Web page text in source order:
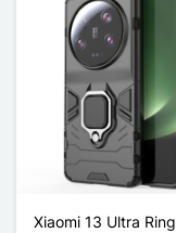
Xiaomi 13 Ultra Ring